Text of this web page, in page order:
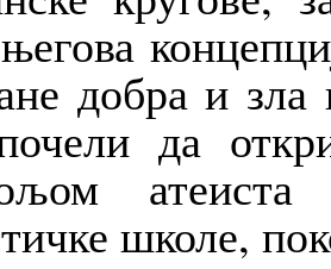
добра и зла
да
школе,